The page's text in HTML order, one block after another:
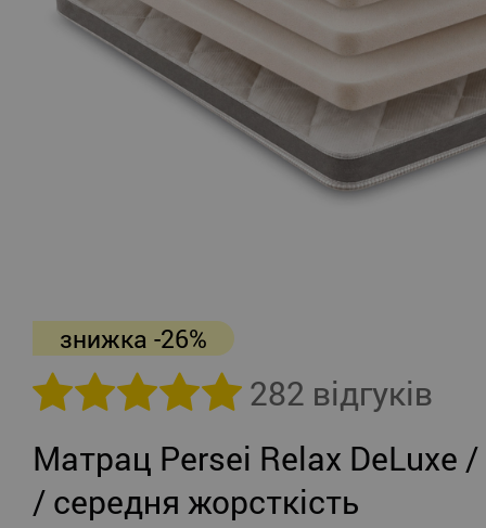
знижка -26%
282 відгуків
Матрац Persei Relax DeLuxe
/ середня жорсткість